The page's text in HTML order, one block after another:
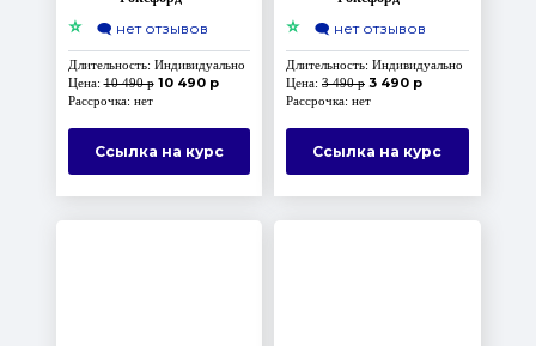
⭐ 🗨️ нет отзывов
Длительность: Индивидуально
Цена:10 490 р 10 490 р
Рассрочка: нет
Ссылка на курс
⭐ 🗨️ нет отзывов
Длительность: Индивидуально
Цена: 3 490 р 3 490 р
Рассрочка: нет
Ссылка на курс